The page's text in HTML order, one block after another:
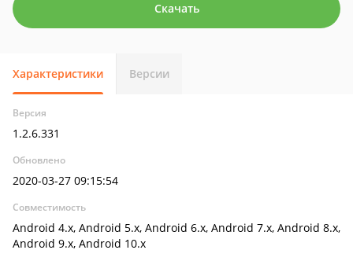
Скачать
Характеристики Версии
Версия
1.2.6.331
Обновлено
2020-03-27 09:15:54
Совместимость
Android 4.x, Android 5.x, Android 6.x, Android 7.x, Android 8.x,
Android 9.x, Android 10.x